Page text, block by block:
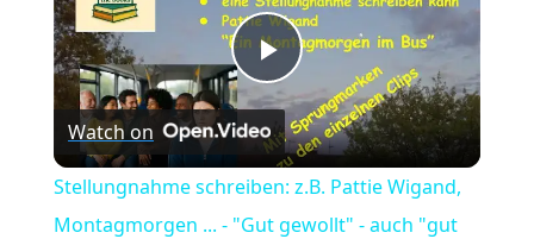
Play
Video
Watch on
Stellungnahme schreiben: z.B. Pattie Wigand,
Montagmorgen ... - "Gut gewollt" - auch "gut